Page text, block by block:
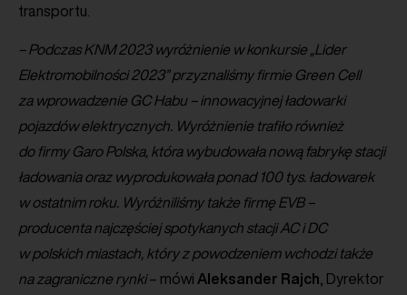
transportu.
– Podczas KNM 2023 wyróżnienie w konkursie „Lider
Elektromobilności 2023” przyznaliśmy firmie Green Cell
za wprowadzenie GC Habu – innowacyjnej ładowarki
pojazdów elektrycznych. Wyróżnienie trafiło również
do firmy Garo Polska, która wybudowała nową fabrykę stacji
ładowania oraz wyprodukowała ponad 100 tys. ładowarek
w ostatnim roku. Wyróżniliśmy także firmę EVB –
producenta najczęściej spotykanych stacji AC i DC
w polskich miastach, który z powodzeniem wchodzi także
na zagraniczne rynki– mówi Aleksander Rajch , Dyrektor